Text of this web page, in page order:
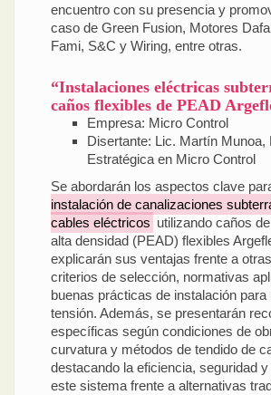
encuentro con su presencia y
caso de Green Fusion, Motores
Fami, S&C y Wiring, entre otras.
“Instalaciones eléctricas
caños flexibles de PEAD
Empresa: Micro Control
Disertante: Lic. Martín Munoa,
Estratégica en Micro Control
Se abordarán los aspectos clave
instalación de canalizaciones
cables eléctricos utilizando caños
alta densidad (PEAD) flexibles
explicarán sus ventajas frente a
criterios de selección, normativas
buenas prácticas de instalación para
tensión. Además, se presentarán
específicas según condiciones de
curvatura y métodos de tendido de
destacando la eficiencia, seguridad
este sistema frente a alternativas